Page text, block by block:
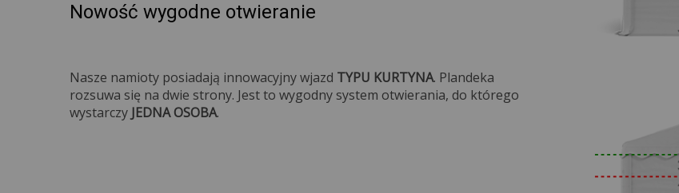
Nowość wygodne otwieranie
Nasze namioty posiadają innowacyjny wjazd TYPU KURTYNA. Plandeka
rozsuwa się na dwie strony. Jest to wygodny system otwierania, do którego
wystarczy JEDNA OSOBA.